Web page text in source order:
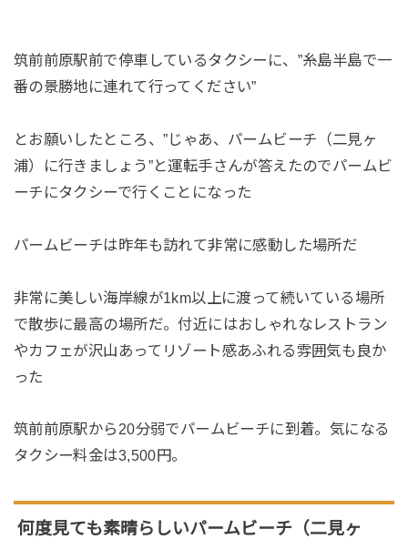
筑前前原駅前で停車しているタクシーに、”糸島半島で一
番の景勝地に連れて行ってください”
とお願いしたところ、”じゃあ、パームビーチ（二見ヶ
浦）に行きましょう”と運転手さんが答えたのでパームビ
ーチにタクシーで行くことになった
パームビーチは昨年も訪れて非常に感動した場所だ
非常に美しい海岸線が1km以上に渡って続いている場所
で散歩に最高の場所だ。付近にはおしゃれなレストラン
やカフェが沢山あってリゾート感あふれる雰囲気も良か
った
筑前前原駅から20分弱でパームビーチに到着。気になる
タクシー料金は3,500円。
何度見ても素晴らしいパームビーチ（二見ヶ